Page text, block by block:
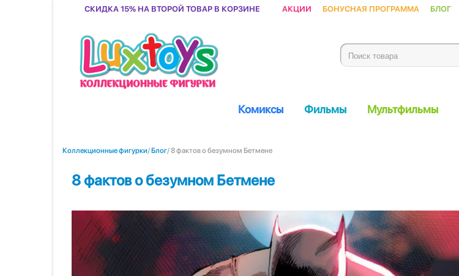
Скидка 15% на второй товар в корзине Акции Бонусная программа Блог
Комиксы Фильмы Мультфильмы
Коллекционные фигурки/Блог/ 8 фактов о безумном Бетмене
8 фактов о безумном Бетмене